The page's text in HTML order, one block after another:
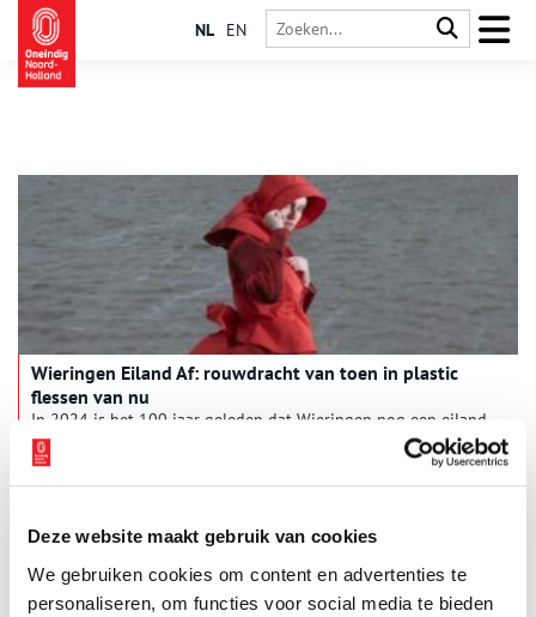
Deze website maakt gebruik van cookies
We gebruiken cookies om content en advertenties te
personaliseren, om functies voor social media te bieden
NL EN
Wieringen Eiland Af: rouwdracht van toen in plastic
flessen van nu
In 2024 is het 100 jaar geleden dat Wieringen nog een eiland
in de Zuiderzee was. In 1924 werd het eiland met het
vasteland verbonden door de aanleg van het eerste deel van
de Zuiderzeewerken. Een mooie aanleiding om de betekenis
toen belangrijk was, is nog steeds belangrijk: hoe gaan we
goed en veilig om met water?